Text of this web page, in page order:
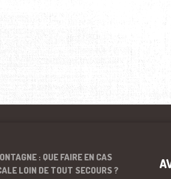
: QUE FAIRE EN CAS
LOIN DE TOUT SECOURS ?